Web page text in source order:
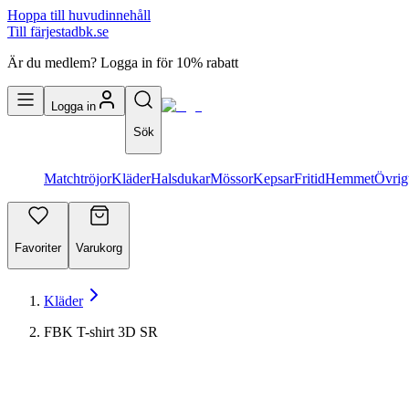
Hoppa till huvudinnehåll
Till färjestadbk.se
Är du medlem? Logga in för 10% rabatt
Logga in
Sök
MatchtröjorKläderHalsdukarMössorKepsarFritidHemmet
Favoriter Varukorg
Kläder
FBK T-shirt 3D SR